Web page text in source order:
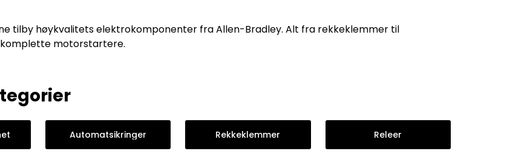
tilby høykvalitets elektrokomponenter fra Allen-Bradley. Alt fra rekkeklemmer til
motorstartere.
Automatsikringer Rekkeklemmer Releer